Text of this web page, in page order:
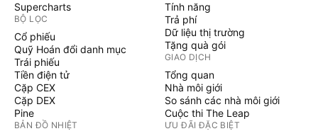
Supercharts
BỘ LỌC
Cổ phiếu
Quỹ Hoán đổi danh mục
Trái phiếu
Tiền điện tử
Cặp CEX
Cặp DEX
Pine
BẢN ĐỒ NHIỆT
Tính năng
Trả phí
Dữ liệu thị trường
Tặng quà gói
GIAO DỊCH
Tổng quan
Nhà môi giới
So sánh các nhà môi giới
Cuộc thi The Leap
ƯU ĐÃI ĐẶC BIỆT